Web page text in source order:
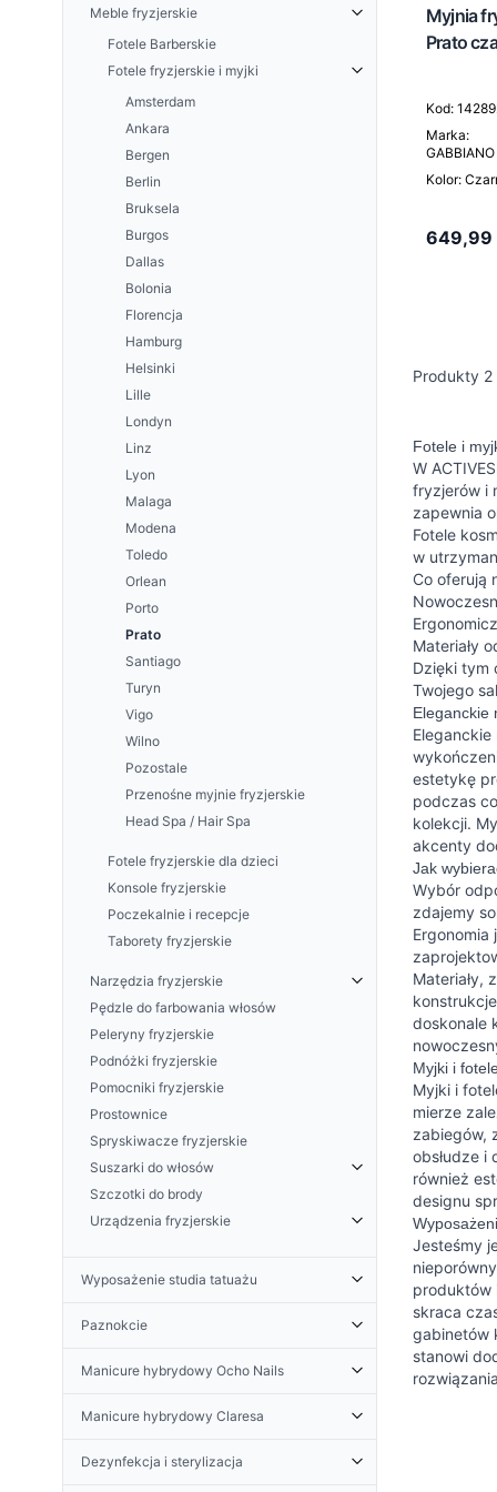
Myjnia
Prato
Kod:
Marka:
GABBIANO
Kolor:
649,99
Produkty 2
Fotele i
W
fryzjerów i
zapewnia
Fotele
w
Co oferują
Materiały
Dzięki tym
Twojego
Eleganckie
estetykę
podczas
kolekcji.
akcenty
Jak
Wybór
zdajemy
Materiały,
doskonale
Myjki i
Myjki i
mierze
zabiegów,
obsłudze i
również
designu
Jesteśmy
produktów
skraca
gabinetów
stanowi
EYE CONTOUR Dermoodbudowujący
zabieg na okolice oczu
FACE ROLLER Mezoterapia
liftingujący
HYDRA QUEST Zabieg nawilżający o
działaniu anti-ageing
IDEAL PROTECT Ochrona i
NEUROLIFT+ Zabieg dermo-
liftingujący
PURE ICON Demakijaż i
oczyszczanie
RETIN GOLD Zabieg ujędrniająco-
rozświetlający
naprawczo-odmładzający
SNAIL REPAIR Zabieg odmładzający
ze śluzem ślimaka
Zestaw aktywnych koncentratów do
pielęgnacji skóry
UNIQUE SKIN Kremy do twarzy
ceramidowo-peptydowy
Rewitalizacja Vitamin Line
Wzmocnienie Strengthening Line
Płyny do oczyszczania wodorowego
Meble fryzjerskie
Fotele Barberskie
Fotele fryzjerskie i myjki
Amsterdam
Ankara
Bergen
Berlin
Bruksela
Burgos
Dallas
Bolonia
Florencja
Hamburg
Helsinki
Lille
Londyn
Linz
Lyon
Malaga
Modena
Toledo
Orlean
Porto
Prato
Santiago
Turyn
Vigo
Wilno
Pozostale
Przenośne myjnie fryzjerskie
Head Spa / Hair Spa
Fotele fryzjerskie dla dzieci
Konsole fryzjerskie
Poczekalnie i recepcje
Taborety fryzjerskie
Narzędzia fryzjerskie
SNIPPEX
Pędzle do farbowania włosów
Peleryny fryzjerskie
Podnóżki fryzjerskie
Pomocniki fryzjerskie
Prostownice
Spryskiwacze fryzjerskie
Suszarki do włosów
Uchwyty na suszarkę
Szczotki do brody
Urządzenia fryzjerskie
Urządzenia CODOS
Urządzenia WAHL
Wyposażenie studia tatuażu
Taborety do tatuażu
Oświetlenie do tatuażu
tatuażu
Paznokcie
Biurka do manicure
Formy do żelu
Lampy LED i UV do paznokci
Manicure hybrydowy Ocho Nails
Lakiery hybrydowe Ocho Nails
Płyny i preparaty Ocho Nails
Manicure hybrydowy Claresa
Lakiery hybrydowe Claresa
Dezynfekcja i sterylizacja